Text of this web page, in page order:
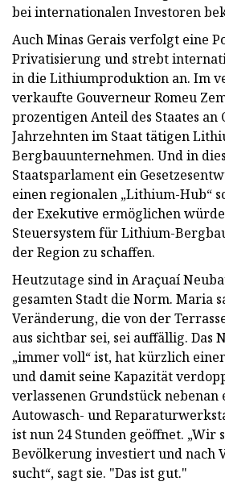
bei internationalen Investoren
Auch Minas Gerais verfolgt eine
Privatisierung und strebt
in die Lithiumproduktion an. Im
verkaufte Gouverneur Romeu
prozentigen Anteil des Staates an
Jahrzehnten im Staat tätigen
Bergbauunternehmen. Und in
Staatsparlament ein
einen regionalen „Lithium-Hub“
der Exekutive ermöglichen
Steuersystem für Lithium-
der Region zu schaffen.
Heutzutage sind in Araçuaí
gesamten Stadt die Norm. Maria
Veränderung, die von der
aus sichtbar sei, sei auffällig. Das
„immer voll“ ist, hat kürzlich
und damit seine Kapazität
verlassenen Grundstück nebenan
Autowasch- und
ist nun 24 Stunden geöffnet. „Wir
Bevölkerung investiert und nach
sucht“, sagt sie. "Das ist gut."